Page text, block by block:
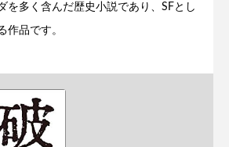
を多く含んだ歴史小説であり、SFとし
作品です。